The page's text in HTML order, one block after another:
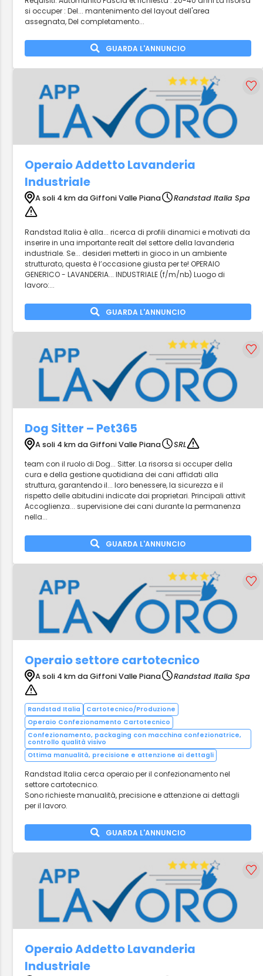
si occuper : Del... mantenimento del layout dell'area
assegnata, Del completamento...
GUARDA L'ANNUNCIO
Operaio Addetto Lavanderia
Industriale
A soli 4 km da Giffoni Valle Piana Randstad Italia Spa
Randstad Italia è alla... ricerca di profili dinamici e motivati da
inserire in una importante realt del settore della lavanderia
industriale. Se... desideri metterti in gioco in un ambiente
strutturato, questa è l’occasione giusta per te! OPERAIO
GENERICO - LAVANDERIA... INDUSTRIALE (f/m/nb) Luogo di
lavoro:...
GUARDA L'ANNUNCIO
Dog Sitter – Pet365
A soli 4 km da Giffoni Valle Piana
SRL
team con il ruolo di Dog... Sitter. La risorsa si occuper della
cura e della gestione quotidiana dei cani affidati alla
struttura, garantendo il... loro benessere, la sicurezza e il
rispetto delle abitudini indicate dai proprietari. Principali attivit
Accoglienza... supervisione dei cani durante la permanenza
nella...
GUARDA L'ANNUNCIO
Operaio settore cartotecnico
A soli 4 km da Giffoni Valle Piana Randstad Italia Spa
Randstad Italia
Cartotecnico/Produzione
Operaio Confezionamento Cartotecnico
Confezionamento, packaging con macchina confezionatrice,
controllo qualità visivo
Ottima manualità, precisione e attenzione ai dettagli
Randstad Italia cerca operaio per il confezionamento nel
settore cartotecnico.
Sono richieste manualità, precisione e attenzione ai dettagli
per il lavoro.
GUARDA L'ANNUNCIO
Operaio Addetto Lavanderia
Industriale